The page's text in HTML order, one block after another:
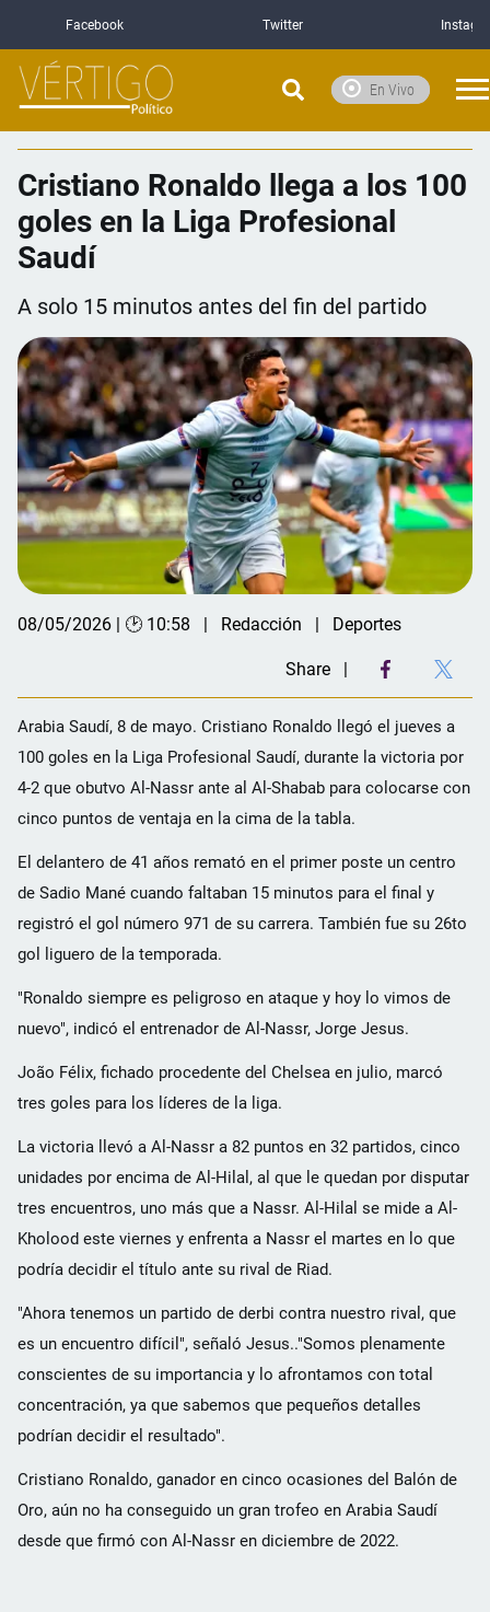
Facebook Twitter
En Vivo
Cristiano Ronaldo llega a los 100
goles en la Liga Profesional
Saudí
A solo 15 minutos antes del fin del partido
08/05/2026 | 🕑 10:58 Redacción Deportes
Share
Arabia Saudí, 8 de mayo. Cristiano Ronaldo llegó el jueves a
100 goles en la Liga Profesional Saudí, durante la victoria por
4-2 que obutvo Al-Nassr ante al Al-Shabab para colocarse con
cinco puntos de ventaja en la cima de la tabla.
El delantero de 41 años remató en el primer poste un centro
de Sadio Mané cuando faltaban 15 minutos para el final y
registró el gol número 971 de su carrera. También fue su 26to
gol liguero de la temporada.
"Ronaldo siempre es peligroso en ataque y hoy lo vimos de
nuevo", indicó el entrenador de Al-Nassr, Jorge Jesus.
João Félix, fichado procedente del Chelsea en julio, marcó
tres goles para los líderes de la liga.
La victoria llevó a Al-Nassr a 82 puntos en 32 partidos, cinco
unidades por encima de Al-Hilal, al que le quedan por disputar
tres encuentros, uno más que a Nassr. Al-Hilal se mide a Al-
Kholood este viernes y enfrenta a Nassr el martes en lo que
podría decidir el título ante su rival de Riad.
"Ahora tenemos un partido de derbi contra nuestro rival, que
es un encuentro difícil", señaló Jesus.."Somos plenamente
conscientes de su importancia y lo afrontamos con total
concentración, ya que sabemos que pequeños detalles
podrían decidir el resultado".
Cristiano Ronaldo, ganador en cinco ocasiones del Balón de
Oro, aún no ha conseguido un gran trofeo en Arabia Saudí
desde que firmó con Al-Nassr en diciembre de 2022.